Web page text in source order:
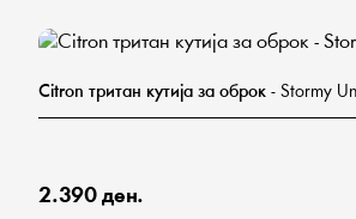
Citron тритан кутија за оброк - Stormy
2.390 ден.